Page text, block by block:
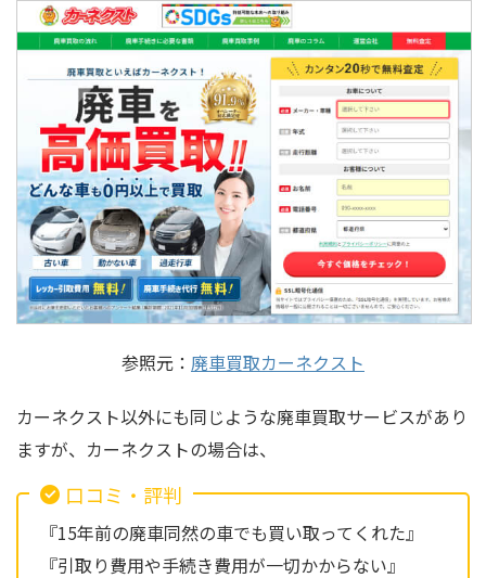
参照元： 廃車買取カーネクスト
カーネクスト以外にも同じような廃車買取サービスがあり
ますが、カーネクストの場合は、
口コミ・評判
『15年前の廃車同然の車でも買い取ってくれた』
『引取り費用や手続き費用が一切かからない』